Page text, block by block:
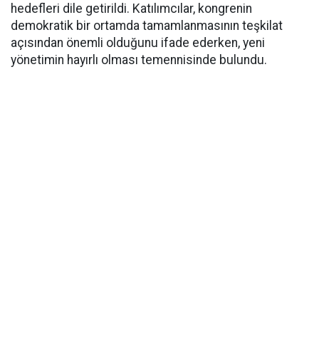
hedefleri dile getirildi. Katılımcılar, kongrenin
demokratik bir ortamda tamamlanmasının teşkilat
açısından önemli olduğunu ifade ederken, yeni
yönetimin hayırlı olması temennisinde bulundu.